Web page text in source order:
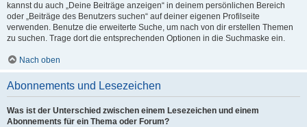
kannst du auch „Deine Beiträge anzeigen“ in deinem persönlichen Bereich
oder „Beiträge des Benutzers suchen“ auf deiner eigenen Profilseite
verwenden. Benutze die erweiterte Suche, um nach von dir erstellen Themen
zu suchen. Trage dort die entsprechenden Optionen in die Suchmaske ein.
Nach oben
Abonnements und Lesezeichen
Was ist der Unterschied zwischen einem Lesezeichen und einem
Abonnements für ein Thema oder Forum?